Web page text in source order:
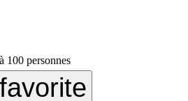
100 personnes
favorite